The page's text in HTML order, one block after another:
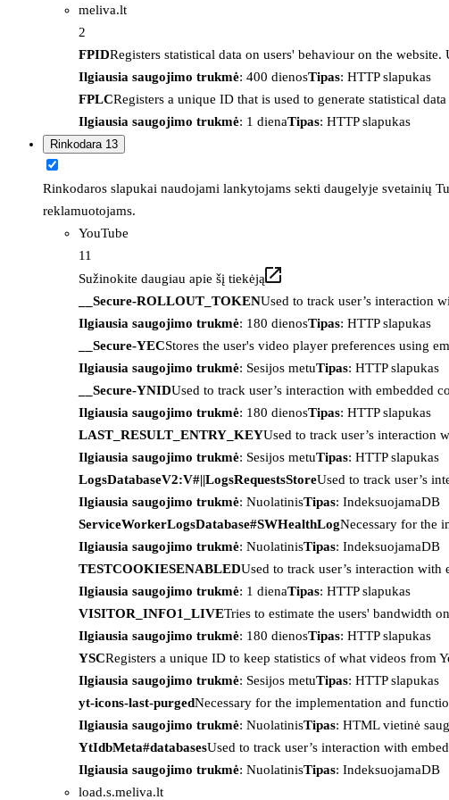
meliva.lt
2
FPIDRegisters statistical data on users' behaviour on the
Ilgiausia saugojimo trukmė: 400 dienosTipas: HTTP slapukas
FPLCRegisters a unique ID that is used to generate statistical
Ilgiausia saugojimo trukmė: 1 dienaTipas: HTTP slapukas
Rinkodara 13
Rinkodaros slapukai naudojami lankytojams sekti daugelyje svetainių
reklamuotojams.
YouTube
11
Sužinokite daugiau apie šį tiekėją
__Secure-ROLLOUT_TOKENUsed to track user’s interaction
Ilgiausia saugojimo trukmė: 180 dienosTipas: HTTP slapukas
__Secure-YECStores the user's video player preferences using
Ilgiausia saugojimo trukmė: Sesijos metuTipas: HTTP slapukas
__Secure-YNIDUsed to track user’s interaction with embedded
Ilgiausia saugojimo trukmė: 180 dienosTipas: HTTP slapukas
LAST_RESULT_ENTRY_KEYUsed to track user’s interaction
Ilgiausia saugojimo trukmė: Sesijos metuTipas: HTTP slapukas
LogsDatabaseV2:V#||LogsRequestsStoreUsed to track user’s
Ilgiausia saugojimo trukmė: NuolatinisTipas: IndeksuojamaDB
ServiceWorkerLogsDatabase#SWHealthLogNecessary for the
Ilgiausia saugojimo trukmė: NuolatinisTipas: IndeksuojamaDB
TESTCOOKIESENABLEDUsed to track user’s interaction with
Ilgiausia saugojimo trukmė: 1 dienaTipas: HTTP slapukas
VISITOR_INFO1_LIVETries to estimate the users' bandwidth
Ilgiausia saugojimo trukmė: 180 dienosTipas: HTTP slapukas
YSCRegisters a unique ID to keep statistics of what videos from
Ilgiausia saugojimo trukmė: Sesijos metuTipas: HTTP slapukas
yt-icons-last-purgedNecessary for the implementation and
Ilgiausia saugojimo trukmė: NuolatinisTipas: HTML vietinė
YtIdbMeta#databasesUsed to track user’s interaction with
Ilgiausia saugojimo trukmė: NuolatinisTipas: IndeksuojamaDB
load.s.meliva.lt